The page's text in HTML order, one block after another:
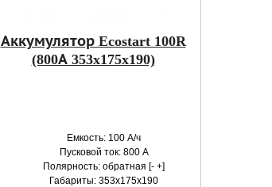
Аккумулятор Ecostart 100R
(800А 353x175x190)
Емкость: 100 А/ч
Пусковой ток: 800 А
Полярность: обратная [- +]
Габариты: 353x175x190